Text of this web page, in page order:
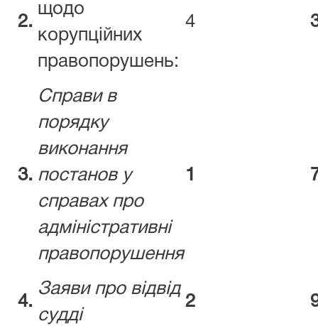
2.
щодо
корупційних
правопорушень:
4
3.
Справи в
порядку
виконання
постанов у
справах про
адміністративні
правопорушення
1
4.
Заяви про відвід
судді
2